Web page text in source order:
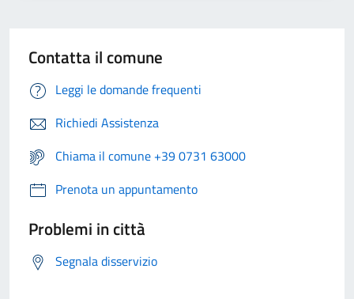
Contatta il comune
Leggi le domande frequenti
Richiedi Assistenza
Chiama il comune +39 0731 63000
Prenota un appuntamento
Problemi in città
Segnala disservizio